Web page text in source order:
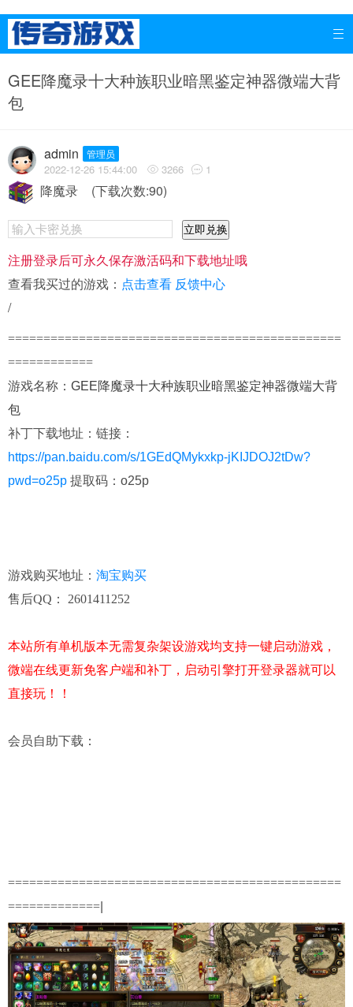

GEE降魔录十大种族职业暗黑鉴定神器微端大背
包
admin 管理员
2022-12-26 15:44:00  3266  1
降魔录 (下载次数:90)
立即兑换
注册登录后可永久保存激活码和下载地址哦
查看我买过的游戏： 点击查看 反馈中心
/
===============================================
============
游戏名称 ： GEE降魔录十大种族职业暗黑鉴定神器微端大背
包
补丁下载地址： 链接：
https://pan.baidu.com/s/1GEdQMykxkp-jKIJDOJ2tDw?
pwd=o25p 提取码：o25p
游戏购买地址 ： 淘宝购买
售后QQ： 2601411252
本站所有单机版本无需复杂架设游戏均支持一键启动游戏，
微端在线更新免客户端和补丁，启动引擎打开登录器就可以
直接玩！！
会员自助下载 ：
===============================================
=============